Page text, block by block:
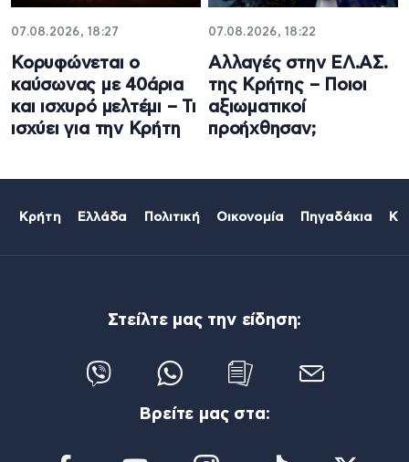
07.08.2026, 18:27
Κορυφώνεται ο
καύσωνας με 40άρια
και ισχυρό μελτέμι – Τι
ισχύει για την Κρήτη
07.08.2026, 18:22
Αλλαγές στην ΕΛ.ΑΣ.
της Κρήτης – Ποιοι
αξιωματικοί
προήχθησαν;
Κρήτη Ελλάδα Πολιτική Οικονομία Πηγαδάκια
Στείλτε μας την είδηση:
Βρείτε μας στα: